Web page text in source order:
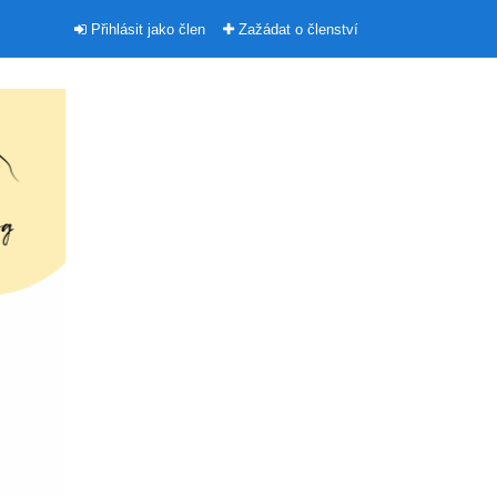
Přihlásit jako člen Zažádat o členství